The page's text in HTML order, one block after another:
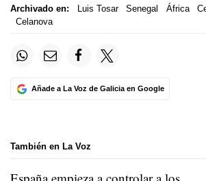
Archivado en: Luis Tosar Senegal África
Celanova
Añade a La Voz de Galicia en Google
También en La Voz